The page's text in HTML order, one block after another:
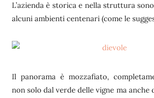
L’azienda è storica e nella struttura
alcuni ambienti centenari (come le
Il panorama è mozzafiato,
non solo dal verde delle vigne ma anche